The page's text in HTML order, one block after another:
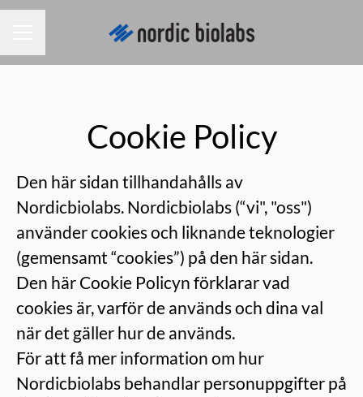
Cookie Policy
Den här sidan tillhandahålls av
Nordicbiolabs. Nordicbiolabs (“vi", "oss")
använder cookies och liknande teknologier
(gemensamt “cookies”) på den här sidan.
Den här Cookie Policyn förklarar vad
cookies är, varför de används och dina val
när det gäller hur de används.
För att få mer information om hur
Nordicbiolabs behandlar personuppgifter på